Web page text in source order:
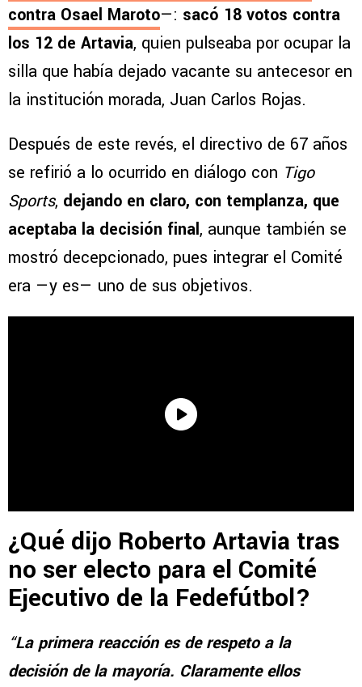
contra Osael Maroto—: sacó 18 votos contra
los 12 de Artavia, quien pulseaba por ocupar la
silla que había dejado vacante su antecesor en
la institución morada, Juan Carlos Rojas.
Después de este revés, el directivo de 67 años
se refirió a lo ocurrido en diálogo con Tigo
Sports, dejando en claro, con templanza, que
aceptaba la decisión final, aunque también se
mostró decepcionado, pues integrar el Comité
era —y es— uno de sus objetivos.
¿Qué dijo Roberto Artavia tras
no ser electo para el Comité
Ejecutivo de la Fedefútbol?
“La primera reacción es de respeto a la
decisión de la mayoría. Claramente ellos